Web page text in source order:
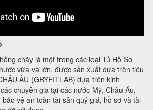
cháy là một trong các loại Tủ Hồ Sơ
vừa và lớn, được sản xuất dựa trên tiêu
ÂU (GRYFITLAB) dựa trên kinh
chuyên gia tại các nước Mỹ, Châu Âu,
vệ an toàn tài sản quý giá, hồ sơ và tài